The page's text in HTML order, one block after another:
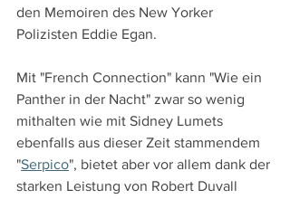
den Memoiren des New Yorker
Polizisten Eddie Egan.
Mit "French Connection" kann "Wie ein
Panther in der Nacht" zwar so wenig
mithalten wie mit Sidney Lumets
ebenfalls aus dieser Zeit stammendem
"Serpico", bietet aber vor allem dank der
starken Leistung von Robert Duvall